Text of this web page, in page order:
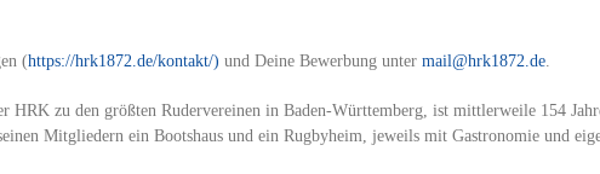
(https://hrk1872.de/kontakt/) und Deine Bewerbung unter mail@hrk1872.de.
zu den größten Rudervereinen in Baden-Württemberg, ist mittlerweile 154
Mitgliedern ein Bootshaus und ein Rugbyheim, jeweils mit Gastronomie und